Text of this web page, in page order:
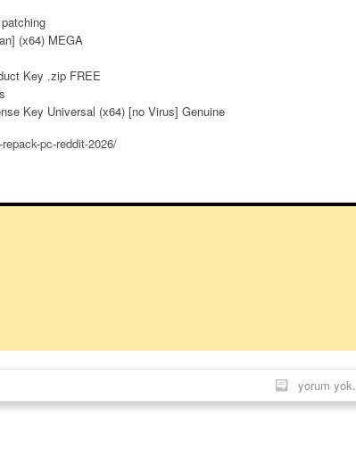
(x64) MEGA
Key .zip FREE
Key Universal (x64) [no Virus] Genuine
pc-reddit-2026/
yorum yok.